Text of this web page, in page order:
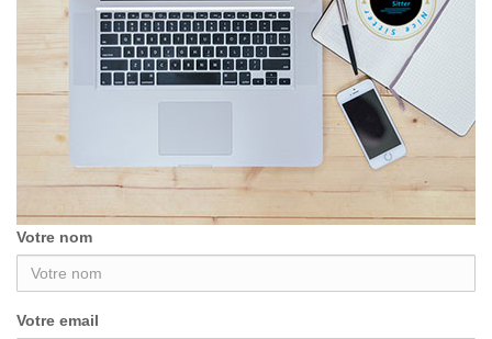
Votre nom
Votre email